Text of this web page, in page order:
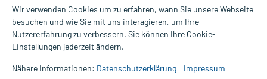
Alle Preise gelten inkl. MwSt., ggf. zzgl. Versandkosten
Informationen auf dieser Website werden ausschließlich für
die Untersuchung und Behandlung durch einen Arzt. Bitte
Wir verwenden Cookies um zu erfahren, wann Sie unsere Webseite
besuchen und wie Sie mit uns interagieren, um Ihre
Nutzererfahrung zu verbessern. Sie können Ihre Cookie-
Einstellungen jederzeit ändern.
Nähere Informationen: Datenschutzerklärung Impressum